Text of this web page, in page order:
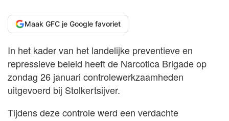
Maak GFC je Google favoriet
In het kader van het landelijke preventieve en
repressieve beleid heeft de Narcotica Brigade op
zondag 26 januari controlewerkzaamheden
uitgevoerd bij Stolkertsijver.
Tijdens deze controle werd een verdachte